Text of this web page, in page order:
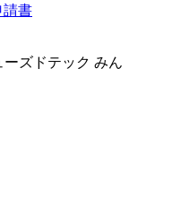
請書
ーズドテック みん